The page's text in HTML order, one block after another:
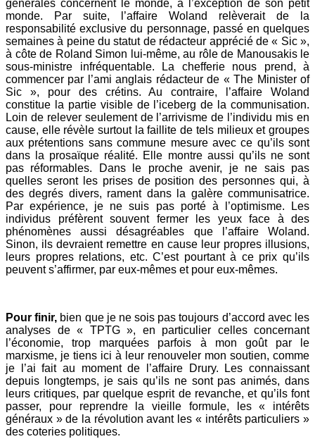
générales concernent le monde, à l’exception de son petit
monde. Par suite, l’affaire Woland relèverait de la
responsabilité exclusive du personnage, passé en quelques
semaines à peine du statut de rédacteur apprécié de « Sic »,
à côte de Roland Simon lui-même, au rôle de Manousakis le
sous-ministre infréquentable. La chefferie nous prend, à
commencer par l’ami anglais rédacteur de « The Minister of
Sic », pour des crétins. Au contraire, l’affaire Woland
constitue la partie visible de l’iceberg de la communisation.
Loin de relever seulement de l’arrivisme de l’individu mis en
cause, elle révèle surtout la faillite de tels milieux et groupes
aux prétentions sans commune mesure avec ce qu’ils sont
dans la prosaïque réalité. Elle montre aussi qu’ils ne sont
pas réformables. Dans le proche avenir, je ne sais pas
quelles seront les prises de position des personnes qui, à
des degrés divers, rament dans la galère communisatrice.
Par expérience, je ne suis pas porté à l’optimisme. Les
individus préfèrent souvent fermer les yeux face à des
phénomènes aussi désagréables que l’affaire Woland.
Sinon, ils devraient remettre en cause leur propres illusions,
leurs propres relations, etc. C’est pourtant à ce prix qu’ils
peuvent s’affirmer, par eux-mêmes et pour eux-mêmes.
Pour finir, bien que je ne sois pas toujours d’accord avec les
analyses de « TPTG », en particulier celles concernant
l’économie, trop marquées parfois à mon goût par le
marxisme, je tiens ici à leur renouveler mon soutien, comme
je l’ai fait au moment de l’affaire Drury. Les connaissant
depuis longtemps, je sais qu’ils ne sont pas animés, dans
leurs critiques, par quelque esprit de revanche, et qu’ils font
passer, pour reprendre la vieille formule, les « intérêts
généraux » de la révolution avant les « intérêts particuliers »
des coteries politiques.